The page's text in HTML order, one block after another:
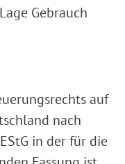
Gebrauch
auf
nach
in der für die